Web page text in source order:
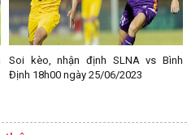
Soi kèo, nhận định SLNA vs Bình
Định 18h00 ngày 25/06/2023